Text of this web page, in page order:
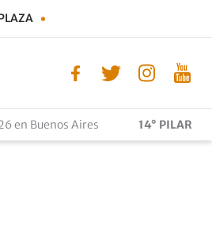
en Buenos Aires 14° PILAR